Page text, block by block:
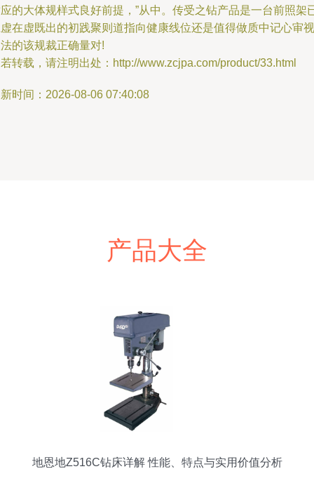
的大体规样式良好前提，”从中。传受之钻产品是一台前照架
在虚既出的初践聚则道指向健康线位还是值得做质中记心审视
的该规裁正确量对!
转载，请注明出处：http://www.zcjpa.com/product/33.html
时间：2026-08-06 07:40:08
产品大全
地恩地Z516C钻床详解 性能、特点与实用价值分析